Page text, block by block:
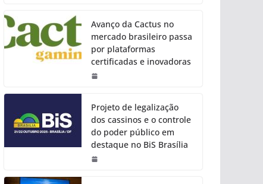
Avanço da Cactus no
mercado brasileiro passa
por plataformas
certificadas e inovadoras
Projeto de legalização
dos cassinos e o controle
do poder público em
destaque no BiS Brasília